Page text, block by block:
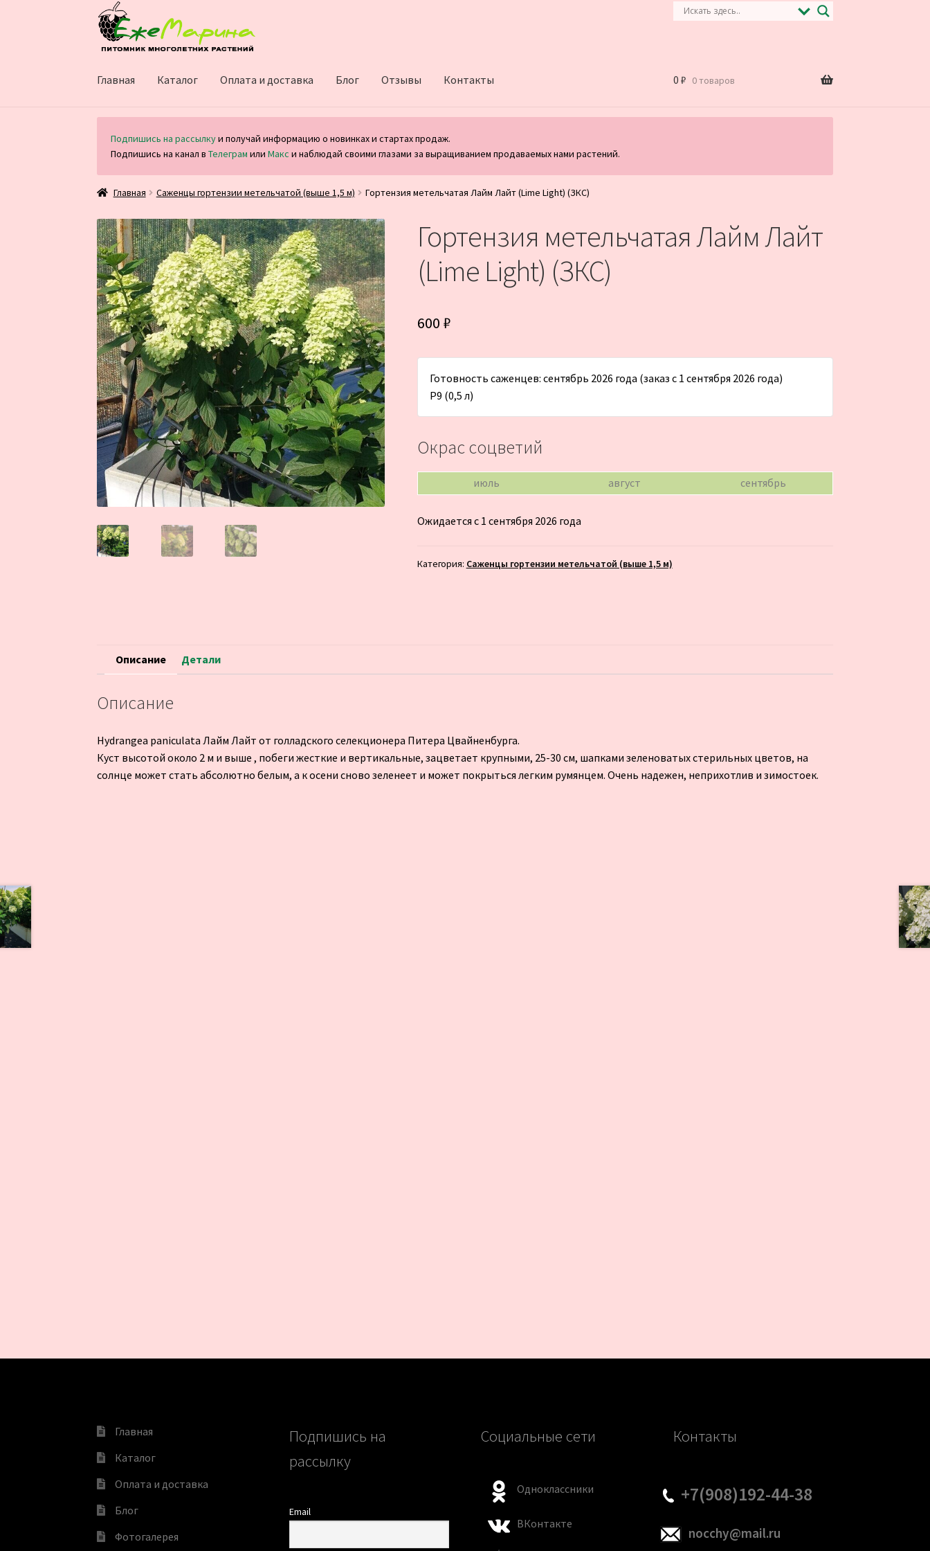
Перейти
к
навигации
Перейти
к
содержимому
Главная Каталог Оплата и доставка Блог Отзывы Контакты 0 ₽ 0 товаров
Подпишись на рассылкуи получай информацию о новинках и стартах продаж.
Подпишись на канал вТелеграм илиМакс и наблюдай своими глазами за выращиванием продаваемых нами растений.
Главная Саженцы гортензии метельчатой (выше 1,5 м) Гортензия метельчатая Лайм Лайт (Lime Light) (ЗКС)
Гортензия метельчатая Лайм Лайт
(Lime Light) (ЗКС)
600 ₽
Готовность саженцев: сентябрь 2026 года (заказ с 1 сентября 2026 года)
Р9 (0,5 л)
Окрас соцветий
июль август сентябрь
Ожидается с 1 сентября 2026 года
Категория: Саженцы гортензии метельчатой (выше 1,5 м)
Описание Детали
Описание
Hydrangea paniculata Лайм Лайт от голладского селекционера Питера Цвайненбурга.
Куст высотой около 2 м и выше , побеги жесткие и вертикальные, зацветает крупными, 25-30 см, шапками зеленоватых стерильных цветов, на
солнце может стать абсолютно белым, а к осени сново зеленеет и может покрыться легким румянцем. Очень надежен, неприхотлив и зимостоек.
Главная
Каталог
Оплата и доставка
Блог
Фотогалерея
Подпишись на
рассылку
Email
Социальные сети
Одноклассники
ВКонтакте
Контакты
+7(908)192-44-38
nocchy@mail.ru